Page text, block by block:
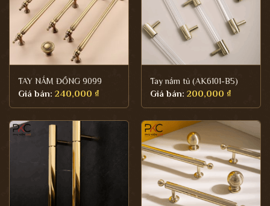
TAY NẮM ĐỒNG 9099
Giá bán: 240,000 ₫
Tay nắm tủ (AK6101-B5)
Giá bán: 200,000 ₫